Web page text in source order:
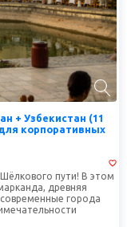
+ Узбекистан (11
корпоративных
пути! В этом
древняя
города